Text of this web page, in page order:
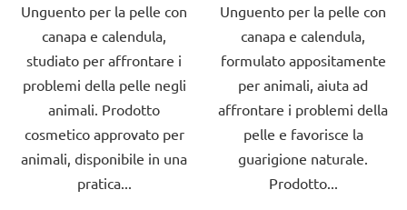
su
5
stelle.
Unguento per la pelle con
canapa e calendula,
studiato per affrontare i
problemi della pelle negli
animali. Prodotto
cosmetico approvato per
animali, disponibile in una
pratica...
su
5
stelle.
Unguento per la pelle con
canapa e calendula,
formulato appositamente
per animali, aiuta ad
affrontare i problemi della
pelle e favorisce la
guarigione naturale.
Prodotto...